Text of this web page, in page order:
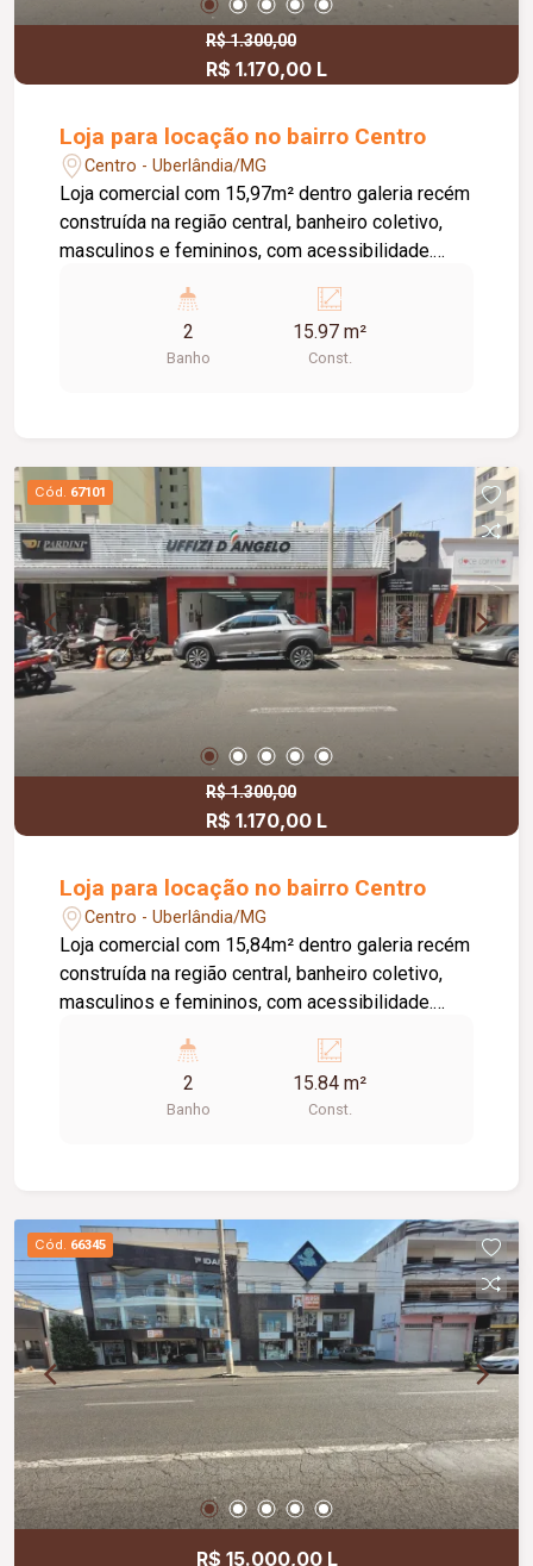
R$ 1.300,00
R$ 1.170,00 L
Loja para locação no bairro Centro
Centro - Uberlândia/MG
Loja comercial com 15,97m² dentro galeria recém
construída na região central, banheiro coletivo,
masculinos e femininos, com acessibilidade.
espaçosas, corredores largos, praça de
alimentação, WI-FI, zelador e sistema de
monitoramento.
2
Banho
15.97 m²
Const.
Cód. 67101
R$ 1.300,00
R$ 1.170,00 L
Loja para locação no bairro Centro
Centro - Uberlândia/MG
Loja comercial com 15,84m² dentro galeria recém
construída na região central, banheiro coletivo,
masculinos e femininos, com acessibilidade.
espaçosas, corredores largos, praça de
alimentação, WI-FI, zelador e sistema de
monitoramento.
2
Banho
15.84 m²
Const.
Cód. 66345
R$ 15.000,00 L